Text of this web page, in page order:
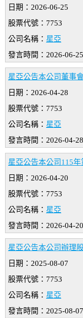
日期：2026-06-25
股票代號：7753
公司名稱： 星亞
發言時間：2026-06-
星亞公告本公司董事
日期：2026-04-28
股票代號：7753
公司名稱： 星亞
發言時間：2026-04-
星亞公告本公司115
日期：2026-04-20
股票代號：7753
公司名稱： 星亞
發言時間：2026-04-
星亞公告本公司辦理
日期：2025-08-07
股票代號：7753
公司名稱： 星亞
發言時間：2025-08-